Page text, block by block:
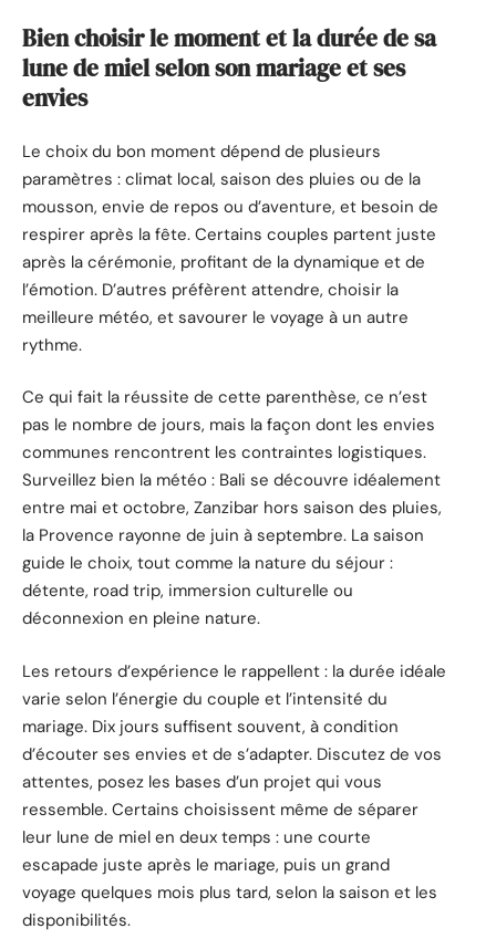
Bien choisir le moment et la durée de sa
lune de miel selon son mariage et ses
envies
Le choix du bon moment dépend de plusieurs
paramètres : climat local, saison des pluies ou de la
mousson, envie de repos ou d’aventure, et besoin de
respirer après la fête. Certains couples partent juste
après la cérémonie, profitant de la dynamique et de
l’émotion. D’autres préfèrent attendre, choisir la
meilleure météo, et savourer le voyage à un autre
rythme.
Ce qui fait la réussite de cette parenthèse, ce n’est
pas le nombre de jours, mais la façon dont les envies
communes rencontrent les contraintes logistiques.
Surveillez bien la météo : Bali se découvre idéalement
entre mai et octobre, Zanzibar hors saison des pluies,
la Provence rayonne de juin à septembre. La saison
guide le choix, tout comme la nature du séjour :
détente, road trip, immersion culturelle ou
déconnexion en pleine nature.
Les retours d’expérience le rappellent : la durée idéale
varie selon l’énergie du couple et l’intensité du
mariage. Dix jours suffisent souvent, à condition
d’écouter ses envies et de s’adapter. Discutez de vos
attentes, posez les bases d’un projet qui vous
ressemble. Certains choisissent même de séparer
leur lune de miel en deux temps : une courte
escapade juste après le mariage, puis un grand
voyage quelques mois plus tard, selon la saison et les
disponibilités.